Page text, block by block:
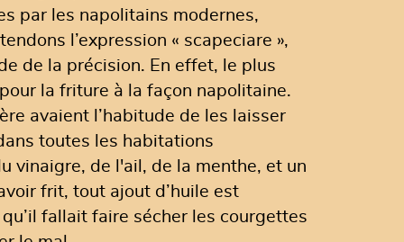
par les napolitains modernes,
l’expression « scapeciare »,
de la précision. En effet, le plus
la friture à la façon napolitaine.
avaient l’habitude de les laisser
toutes les habitations
vinaigre, de l'ail, de la menthe, et un
frit, tout ajout d’huile est
fallait faire sécher les courgettes